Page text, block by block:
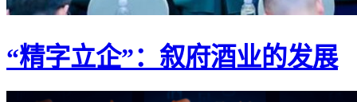
“精字立企”：叙府酒业的发展